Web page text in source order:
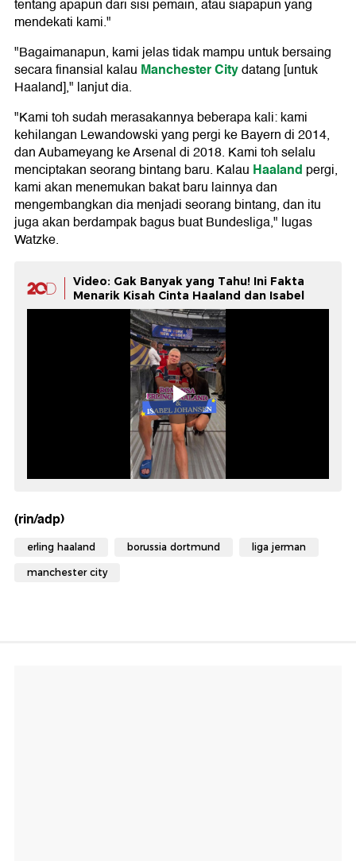
tentang apapun dari sisi pemain, atau siapapun yang
mendekati kami."
"Bagaimanapun, kami jelas tidak mampu untuk bersaing
secara finansial kalau Manchester Citydatang [untuk
Haaland]," lanjut dia.
"Kami toh sudah merasakannya beberapa kali: kami
kehilangan Lewandowski yang pergi ke Bayern di 2014,
dan Aubameyang ke Arsenal di 2018. Kami toh selalu
menciptakan seorang bintang baru. Kalau Haaland pergi,
kami akan menemukan bakat baru lainnya dan
mengembangkan dia menjadi seorang bintang, dan itu
juga akan berdampak bagus buat Bundesliga," lugas
Watzke.
Video: Gak Banyak yang Tahu! Ini Fakta
Menarik Kisah Cinta Haaland dan Isabel
(rin/adp)
erling haaland borussia dortmund liga jerman
manchester city